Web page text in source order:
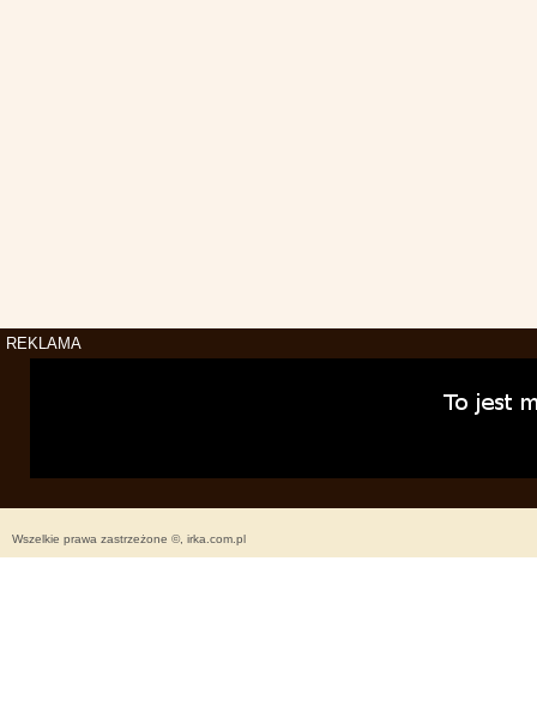
REKLAMA
Wszelkie prawa zastrzeżone ©, irka.com.pl